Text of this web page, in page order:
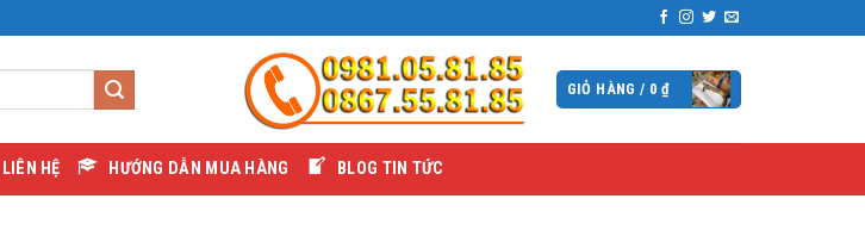
GIỎ HÀNG / 0 ₫
LIÊN HỆ HƯỚNG DẪN MUA HÀNG BLOG TIN TỨC